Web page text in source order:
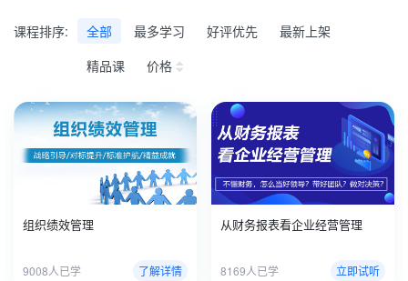
课程排序: 全部 最多学习 好评优先
最新上架
精品课
价格
组织绩效管理
9008人已学 了解详情
从财务报表看企业经营管理
8169人已学 立即试听